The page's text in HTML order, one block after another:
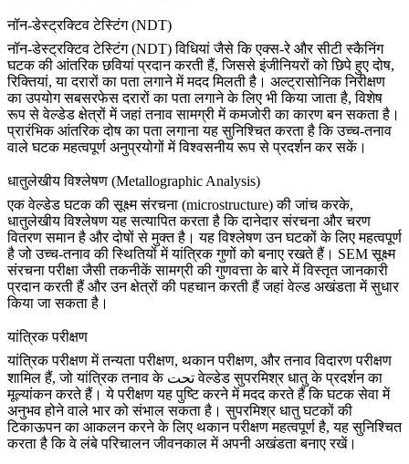
नॉन-डेस्ट्रक्टिव टेस्टिंग (NDT)
नॉन-डेस्ट्रक्टिव टेस्टिंग (NDT)विधियां जैसे किएक्स-रे और सीटी स्कैनिंग
घटक की आंतरिक छवियां प्रदान करती हैं, जिससे इंजीनियरों को छिपे हुए दोष,
रिक्तियां, या दरारों का पता लगाने में मदद मिलती है। अल्ट्रासोनिक निरीक्षण
का उपयोग सबसरफेस दरारों का पता लगाने के लिए भी किया जाता है, विशेष
रूप से वेल्डेड क्षेत्रों में जहां तनाव सामग्री में कमजोरी का कारण बन सकता है।
प्रारंभिकआंतरिक दोष का पता लगानायह सुनिश्चित करता है कि उच्च-तनाव
वाले घटक महत्वपूर्ण अनुप्रयोगों में विश्वसनीय रूप से प्रदर्शन कर सकें।
धातुलेखीय विश्लेषण (Metallographic Analysis)
एक वेल्डेड घटक की सूक्ष्म संरचना (microstructure) की जांच करके,
धातुलेखीय विश्लेषणयह सत्यापित करता है कि दानेदार संरचना और चरण
वितरण समान है और दोषों से मुक्त है। यह विश्लेषण उन घटकों के लिए महत्वपूर्ण
है जो उच्च-तनाव की स्थितियों में यांत्रिक गुणों को बनाए रखते हैं। SEM सूक्ष्म
संरचना परीक्षाजैसी तकनीकें सामग्री की गुणवत्ता के बारे में विस्तृत जानकारी
प्रदान करती हैं और उन क्षेत्रों की पहचान करती हैं जहां वेल्ड अखंडता में सुधार
किया जा सकता है।
यांत्रिक परीक्षण
यांत्रिक परीक्षणमें तन्यता परीक्षण, थकान परीक्षण, और तनाव विदारण परीक्षण
शामिल हैं, जो यांत्रिक तनाव के تحت वेल्डेड सुपरमिश्र धातु के प्रदर्शन का
मूल्यांकन करते हैं। ये परीक्षण यह पुष्टि करने में मदद करते हैं कि घटक सेवा में
अनुभव होने वाले भार को संभाल सकता है। सुपरमिश्र धातु घटकों की
टिकाऊपन का आकलन करने के लिए थकान परीक्षणमहत्वपूर्ण है, यह सुनिश्चित
करता है कि वे लंबे परिचालन जीवनकाल में अपनी अखंडता बनाए रखें।